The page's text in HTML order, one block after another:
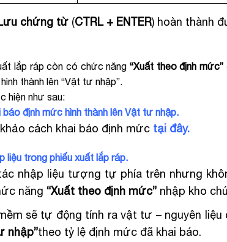
chứng từ (CTRL + ENTER) hoàn thành
lắp ráp còn có chức năng“Xuất theo định mức”
thành lên “Vật tư nhập”.
hiện như sau:
định mức hình thành lên Vật tư nhập.
cách khai báo định mức tại đây.
liệu trong phiếu xuất lắp ráp.
nhập liệu tượng tự phía trên nhưng
năng “Xuất theo định mức” nhập kho
sẽ tự động tính ra vật tư – nguyên liệu
nhập”theo tỷ lệ định mức đã khai báo.